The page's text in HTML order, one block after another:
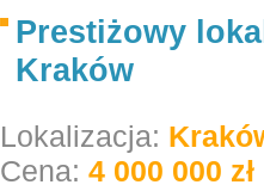
Prestiżowy
Kraków
Lokalizacja:
Cena: 4 000 000 zł